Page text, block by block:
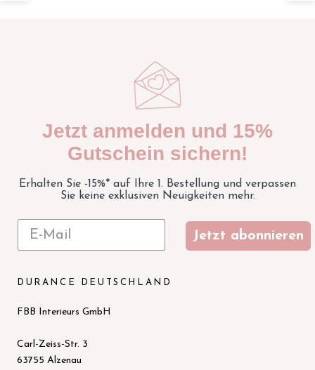
Jetzt anmelden und 15%
Gutschein sichern!
Erhalten Sie -15%* auf Ihre 1. Bestellung und verpassen
Sie keine exklusiven Neuigkeiten mehr.
Jetzt abonnieren
DURANCE DEUTSCHLAND
FBB Interieurs GmbH
Carl-Zeiss-Str. 3
63755 Alzenau